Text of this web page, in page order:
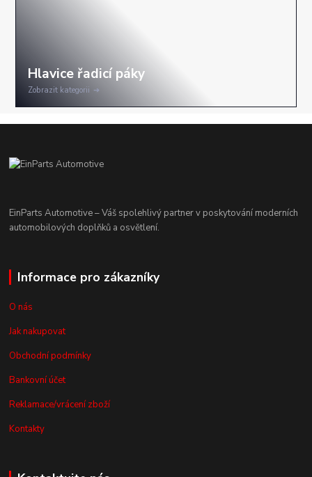
Zobrazit kategorii
EinParts Automotive – Váš spolehlivý partner v poskytování moderních
automobilových doplňků a osvětlení.
Informace pro zákazníky
O nás
Jak nakupovat
Obchodní podmínky
Bankovní účet
Reklamace/vrácení zboží
Kontakty